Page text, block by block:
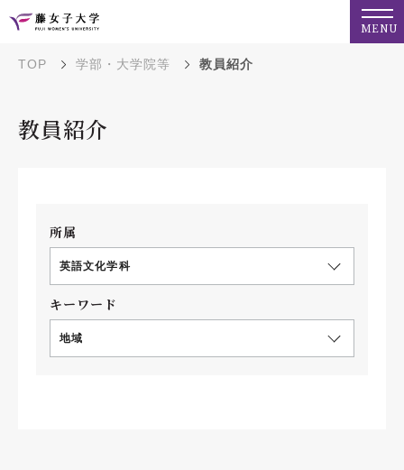
MENU
TOP 学部・大学院等 教員紹介
教員紹介
所属
英語文化学科
キーワード
地域